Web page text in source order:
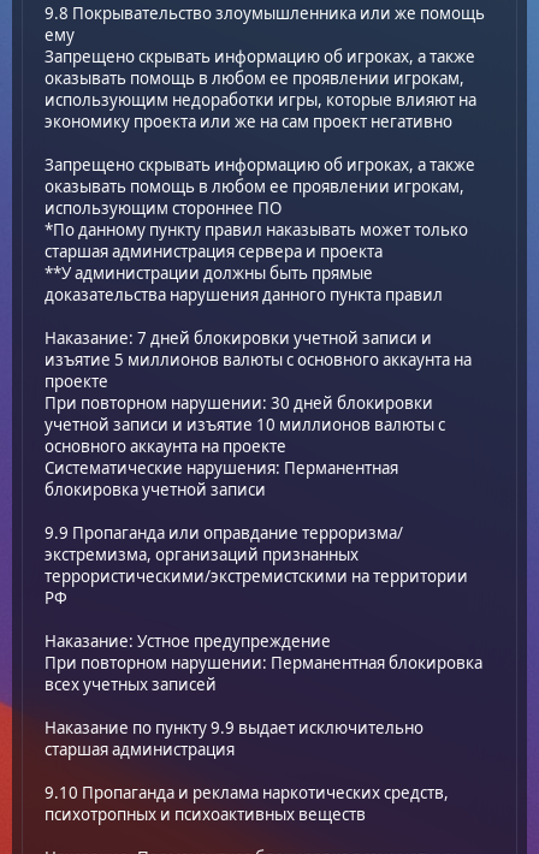
9.8 Покрывательство злоумышленника или же помощь
ему
Запрещено скрывать информацию об игроках, а также
оказывать помощь в любом ее проявлении игрокам,
использующим недоработки игры, которые влияют на
экономику проекта или же на сам проект негативно
Запрещено скрывать информацию об игроках, а также
оказывать помощь в любом ее проявлении игрокам,
использующим стороннее ПО
*По данному пункту правил наказывать может только
старшая администрация сервера и проекта
**У администрации должны быть прямые
доказательства нарушения данного пункта правил
Наказание: 7 дней блокировки учетной записи и
изъятие 5 миллионов валюты с основного аккаунта на
проекте
При повторном нарушении: 30 дней блокировки
учетной записи и изъятие 10 миллионов валюты с
основного аккаунта на проекте
Систематические нарушения: Перманентная
блокировка учетной записи
9.9 Пропаганда или оправдание терроризма/
экстремизма, организаций признанных
террористическими/экстремистскими на территории
РФ
Наказание: Устное предупреждение
При повторном нарушении: Перманентная блокировка
всех учетных записей
Наказание по пункту 9.9 выдает исключительно
старшая администрация
9.10 Пропаганда и реклама наркотических средств,
психотропных и психоактивных веществ